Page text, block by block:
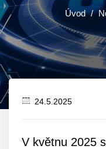
Úvod
24.5.2025
V květnu 2025